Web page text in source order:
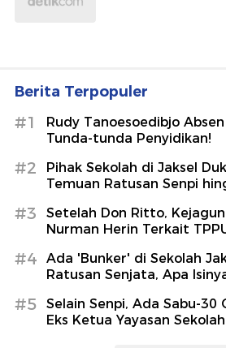
Berita Terpopuler
#1
Rudy Tanoesoedibjo
Tunda-tunda Penyidikan!
#2
Pihak Sekolah di Jaksel
Temuan Ratusan Senpi
#3
Setelah Don Ritto,
Nurman Herin Terkait
#4
Ada 'Bunker' di Sekolah
Ratusan Senjata, Apa
#5
Selain Senpi, Ada Sabu-30
Eks Ketua Yayasan